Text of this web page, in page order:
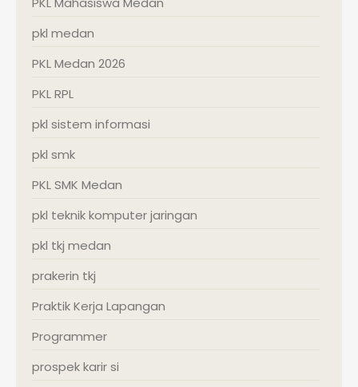
pkl medan
PKL Medan 2026
PKL RPL
pkl sistem informasi
pkl smk
PKL SMK Medan
pkl teknik komputer jaringan
pkl tkj medan
prakerin tkj
Praktik Kerja Lapangan
Programmer
prospek karir si